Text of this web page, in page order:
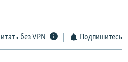
без VPN Подпишитесь